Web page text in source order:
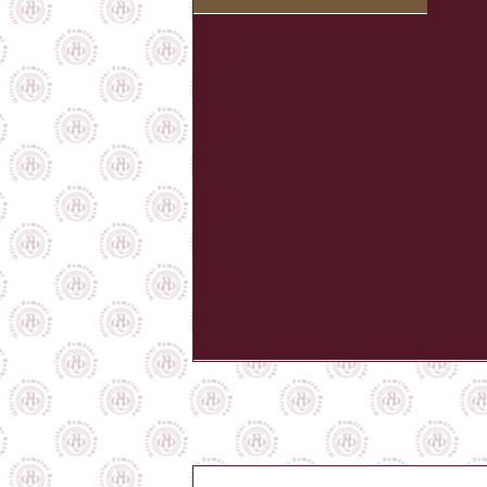
Trenčiansky hrad však nezažil iba vojnu
hlavy takmer z celej Európy. Výhodná
predurčovala za miesto diplomatických
Trenčianskom hrade stretli pri mierových
Karol Róbert so synom Ľudovítom a
svojím synom Karolom. Český panovník
Piastovské vojvodstvo v Sliezsku. V roku